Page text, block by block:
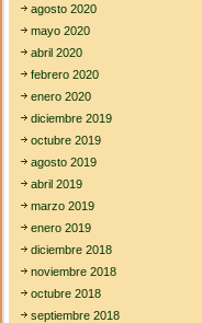
agosto 2020
mayo 2020
abril 2020
febrero 2020
enero 2020
diciembre 2019
octubre 2019
agosto 2019
abril 2019
marzo 2019
enero 2019
diciembre 2018
noviembre 2018
octubre 2018
septiembre 2018